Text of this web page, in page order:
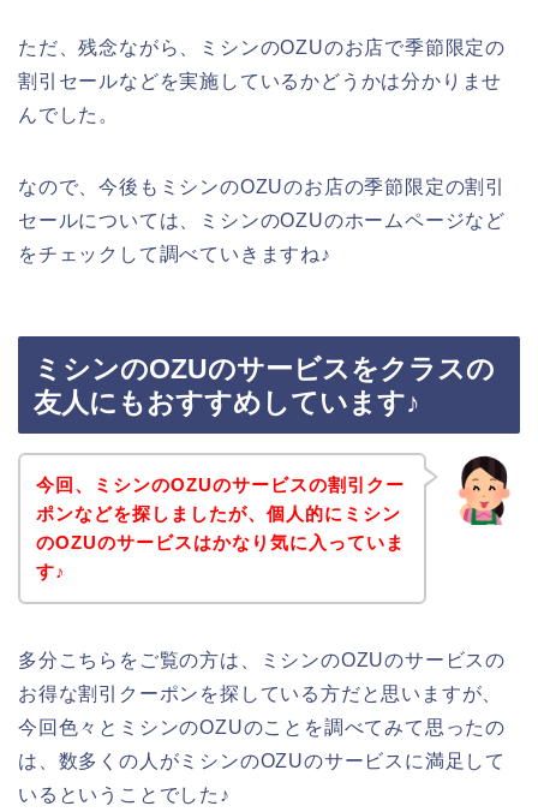
ただ、残念ながら、ミシンのOZUのお店で季節限定の
割引セールなどを実施しているかどうかは分かりませ
んでした。
なので、今後もミシンのOZUのお店の季節限定の割引
セールについては、ミシンのOZUのホームページなど
をチェックして調べていきますね♪
ミシンのOZUのサービスをクラスの
友人にもおすすめしています♪
今回、ミシンのOZUのサービスの割引クー
ポンなどを探しましたが、個人的にミシン
のOZUのサービスはかなり気に入っていま
す♪
多分こちらをご覧の方は、ミシンのOZUのサービスの
お得な割引クーポンを探している方だと思いますが、
今回色々とミシンのOZUのことを調べてみて思ったの
は、数多くの人がミシンのOZUのサービスに満足して
いるということでした♪